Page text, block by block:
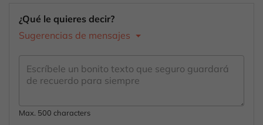
¿Qué le quieres decir?
Sugerencias de mensajes
Max. 500 characters